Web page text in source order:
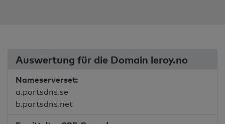
Auswertung für die Domain leroy.no
Nameserverset:
a.portsdns.se
b.portsdns.net